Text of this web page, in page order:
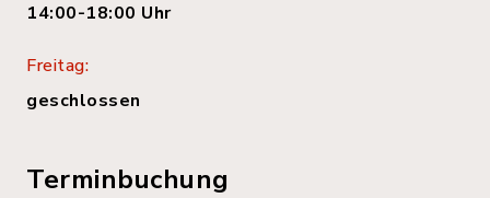
14:00-18:00 Uhr
Freitag:
geschlossen
Terminbuchung